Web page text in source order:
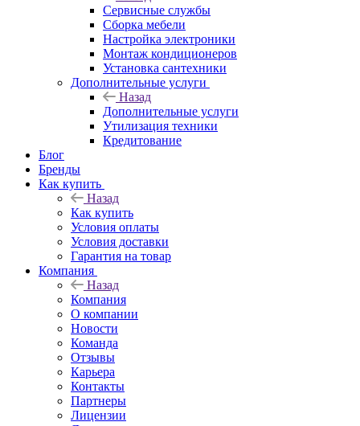
Сервисные службы
Сборка мебели
Настройка электроники
Монтаж кондиционеров
Установка сантехники
Дополнительные услуги
Назад
Дополнительные услуги
Утилизация техники
Кредитование
Блог
Бренды
Как купить
Назад
Как купить
Условия оплаты
Условия доставки
Гарантия на товар
Компания
Назад
Компания
О компании
Новости
Команда
Отзывы
Карьера
Контакты
Партнеры
Лицензии